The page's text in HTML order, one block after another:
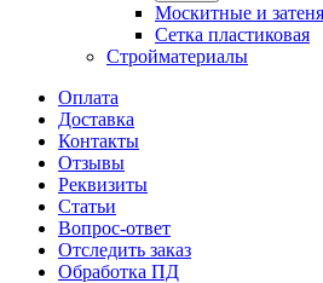
Москитные и
Сетка пластиковая
Стройматериалы
Оплата
Доставка
Контакты
Отзывы
Реквизиты
Статьи
Вопрос-ответ
Отследить заказ
Обработка ПД